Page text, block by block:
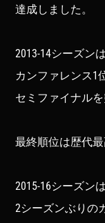
達成しました。
2013-14シーズン
カンファレンス1
セミファイナル
最終順位は歴代
2015-16シーズン
2シーズンぶりの